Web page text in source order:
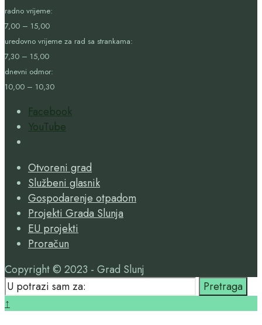
radno vrijeme:
7,00 – 15,00
uredovno vrijeme za rad sa strankama:
7,30 – 15,00
dnevni odmor:
10,00 – 10,30
Facebook
YouTube
Window
Otvoreni grad
Službeni glasnik
Gospodarenje otpadom
Projekti Grada Slunja
EU projekti
Proračun
Copyright © 2023 - Grad Slunj
Search
for:
Pretraga
Close
↑